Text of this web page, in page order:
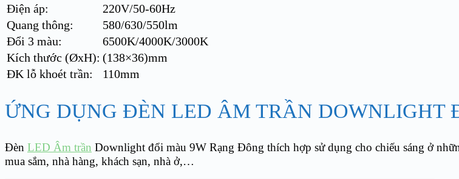
Điện áp:
220V/50-60Hz
Quang thông:
580/630/550lm
Đổi 3 màu:
6500K/4000K/3000K
Kích thước (ØxH): (138×36)mm
ĐK lỗ khoét trần:
110mm
ỨNG DỤNG ĐÈN LED ÂM TRẦN DOWNLIGHT
Đèn LED Âm trần Downlight đổi màu 9W Rạng Đông thích hợp sử dụng cho chiếu sáng ở
mua sắm, nhà hàng, khách sạn, nhà ở,…